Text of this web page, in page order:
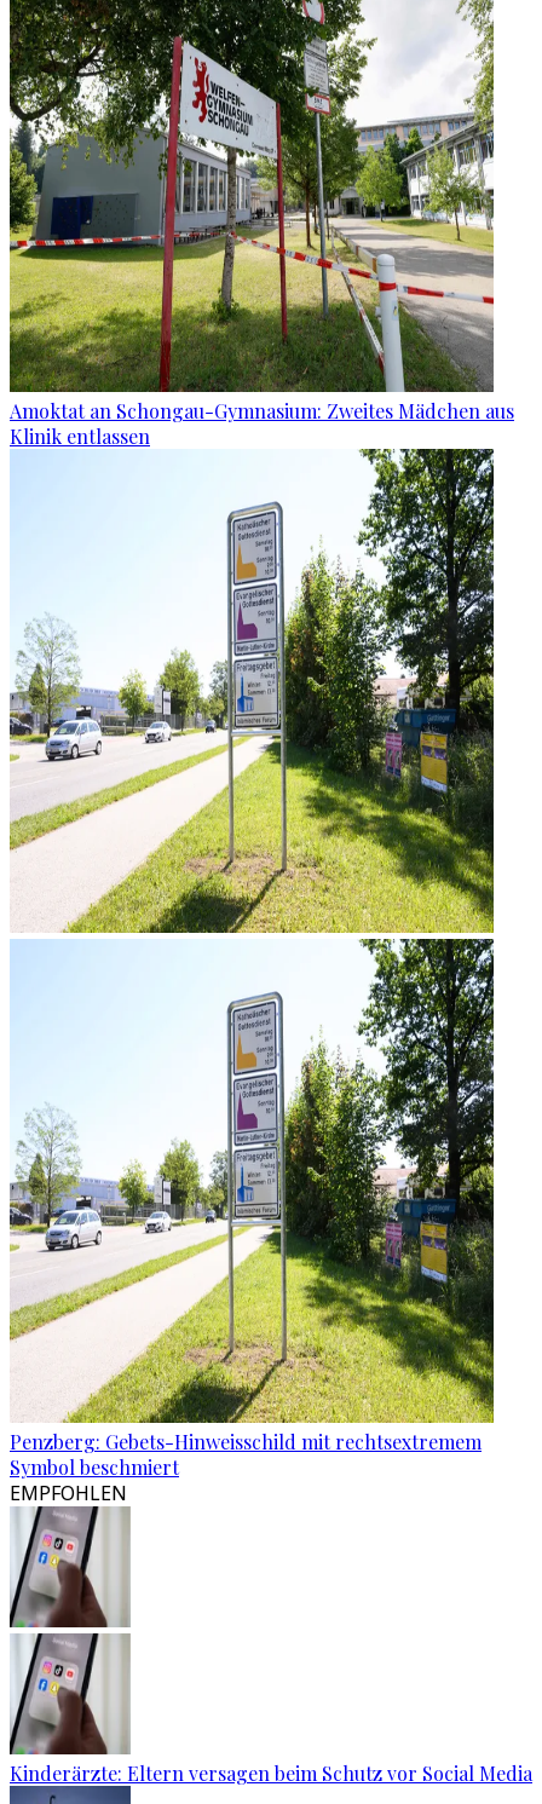
Amoktat an Schongau-Gymnasium: Zweites Mädchen aus
Klinik entlassen
Penzberg: Gebets-Hinweisschild mit rechtsextremem
Symbol beschmiert
EMPFOHLEN
Kinderärzte: Eltern versagen beim Schutz vor Social Media